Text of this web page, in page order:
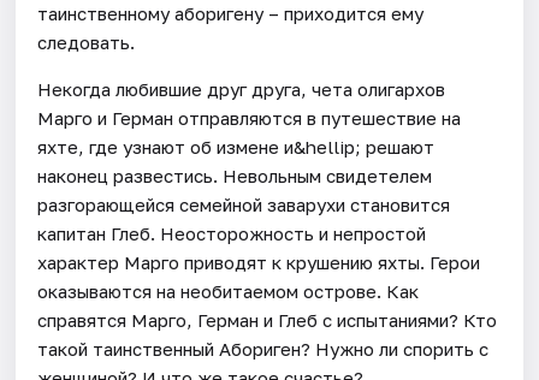
таинственному аборигену – приходится ему
следовать.
Некогда любившие друг друга, чета олигархов
Марго и Герман отправляются в путешествие на
яхте, где узнают об измене и&hellip; решают
наконец развестись. Невольным свидетелем
разгорающейся семейной заварухи становится
капитан Глеб. Неосторожность и непростой
характер Марго приводят к крушению яхты. Герои
оказываются на необитаемом острове. Как
справятся Марго, Герман и Глеб с испытаниями? Кто
такой таинственный Абориген? Нужно ли спорить с